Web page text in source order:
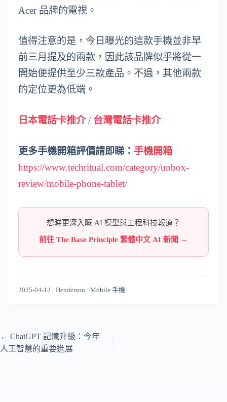
Acer 品牌的電視。
值得注意的是，今日曝光的這款手機並非早
前三月提及的兩款，因此該品牌似乎將從一
開始便提供至少三款產品。不過，其他兩款
的定位更為低端。
日本電話卡推介/ 台灣電話卡推介
更多手機開箱評價請即睇： 手機開箱
https://www.techritual.com/category/unbox-
review/mobile-phone-tablet/
想睇更深入嘅 AI 模型與工程科技報道？
前往 The Base Principle 繁體中文 AI 新聞 →
2025-04-12 · Henderson · Mobile 手機
← ChatGPT 記憶升級：今年
人工智慧的重要進展